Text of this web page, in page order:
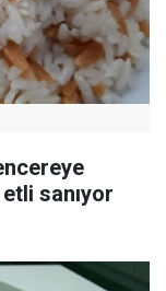
sanıyor